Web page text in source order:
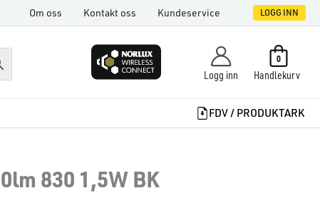
Om oss Kontakt oss Kundeservice LOGG INN
Logg inn Handlekurv
0
FDV / PRODUKTARK
830 1,5W BK